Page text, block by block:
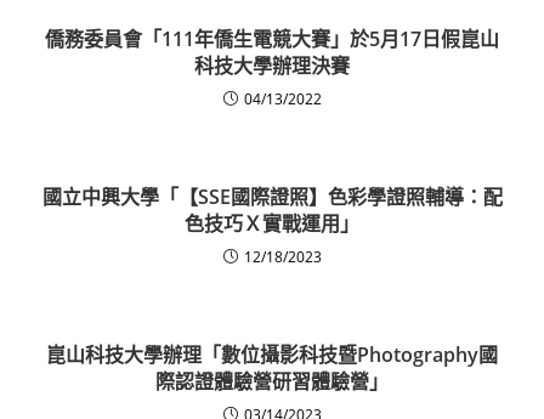
僑務委員會「111年僑生電競大賽」於5月17日假崑山
科技大學辦理決賽
04/13/2022
國立中興大學「【SSE國際證照】色彩學證照輔導：配
色技巧Ｘ實戰運用」
12/18/2023
崑山科技大學辦理「數位攝影科技暨Photography國
際認證體驗營研習體驗營」
03/14/2023